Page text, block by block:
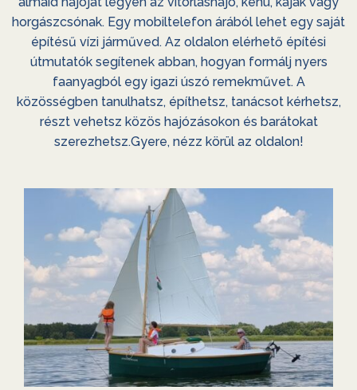
szükségesek. Faanyagok, epoxigyanta, módszerek,
szerszámok.
Olvasd el!
sikeres hajóépítést!
Építési útmutatók
versenyt a műanyaghajókkal is.
Építési útmutatók rendelése
horgászcsónak. Egy mobiltelefon árából lehet egy saját
építésű vízi járműved. Az oldalon elérhető építési
útmutatók segítenek abban, hogyan formálj nyers
faanyagból egy igazi úszó remekművet. A
közösségben tanulhatsz, építhetsz, tanácsot kérhetsz,
részt vehetsz közös hajózásokon és barátokat
szerezhetsz.Gyere, nézz körül az oldalon!